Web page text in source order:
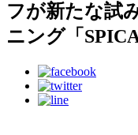
フが新たな試
ニング「